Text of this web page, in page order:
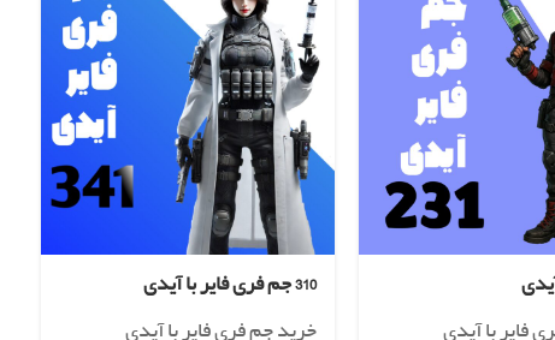
فایر با آیدی
310 جم فری فایر با آیدی
خرید جم فری فایر با آیدی